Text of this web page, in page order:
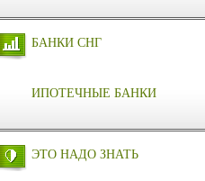
БАНКИ СНГ
ИПОТЕЧНЫЕ БАНКИ
ЭТО НАДО ЗНАТЬ